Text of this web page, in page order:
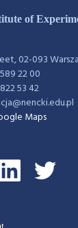
of
02-093
22 00
53 42
Maps